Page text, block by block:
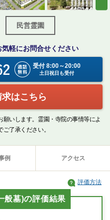
民営霊園
軽にお問合せください
受付 8:00～20:00
土日祝日も受付
はこちら
いします。霊園・寺院の事情等によ
了承ください。
例 アクセス
般墓)の評価結果
評価方法